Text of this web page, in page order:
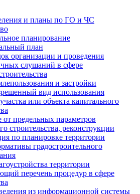
и планы по ГО и ЧС
планирование
план
организации и проведения
слушаний в сфере
и застройки
вид использования
или объекта капитального
предельных параметров
строительства, реконструкции
по планировке территории
градостроительного
территории
перечень процедур в сфере
из информационной системы